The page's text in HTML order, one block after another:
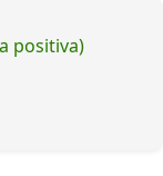
positiva)